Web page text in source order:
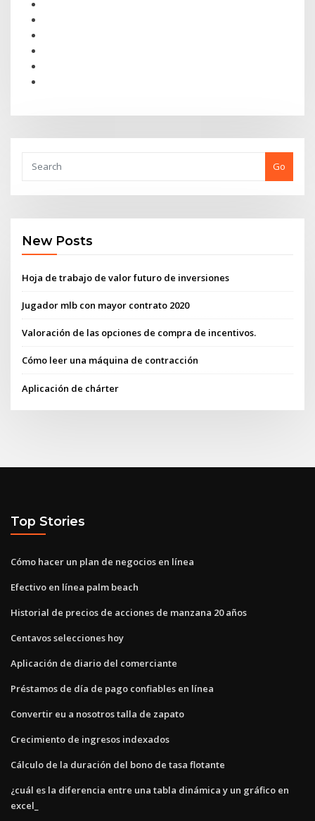
Go
New Posts
Hoja de trabajo de valor futuro de inversiones
Jugador mlb con mayor contrato 2020
Valoración de las opciones de compra de incentivos.
Cómo leer una máquina de contracción
Aplicación de chárter
Top Stories
Cómo hacer un plan de negocios en línea
Efectivo en línea palm beach
Historial de precios de acciones de manzana 20 años
Centavos selecciones hoy
Aplicación de diario del comerciante
Préstamos de día de pago confiables en línea
Convertir eu a nosotros talla de zapato
Crecimiento de ingresos indexados
Cálculo de la duración del bono de tasa flotante
¿cuál es la diferencia entre una tabla dinámica y un gráfico en
excel_